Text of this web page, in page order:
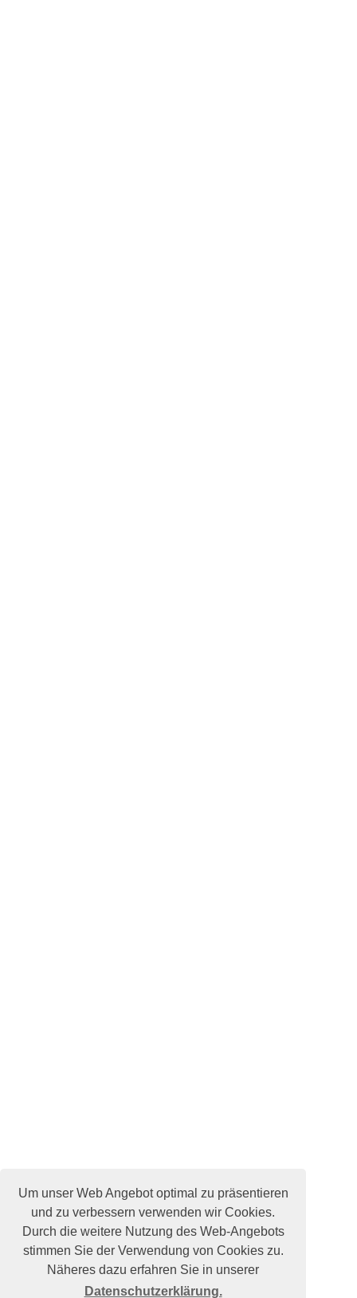
Um unser Web Angebot optimal zu präsentieren
und zu verbessern verwenden wir Cookies.
Durch die weitere Nutzung des Web-Angebots
stimmen Sie der Verwendung von Cookies zu.
Näheres dazu erfahren Sie in unserer
Datenschutzerklärung.